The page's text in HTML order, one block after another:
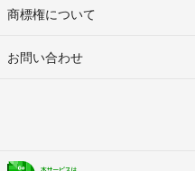
商標権について
お問い合わせ